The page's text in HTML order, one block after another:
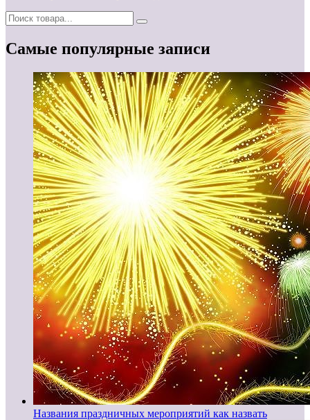
Самые популярные записи
Названия праздничных мероприятий как назвать